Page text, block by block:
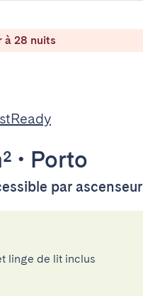
à 28 nuits
• Porto
par ascenseur
linge de lit inclus